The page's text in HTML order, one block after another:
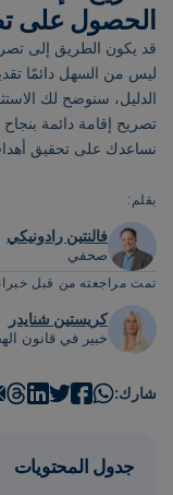
الحصول على
ليس من السهل دائمًا
الدليل، سنوضح لك
نساعدك على تحقيق
بقلم:
فالنتين رادونيكي
صحفي
تمت مراجعته من قبل
كريستين شنايدر
خبير في قانون
شارك:
جدول المحتويات